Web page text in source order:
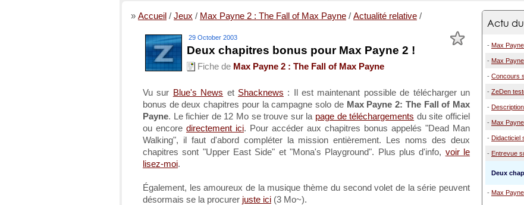
» Accueil / Jeux / Max Payne 2 : The Fall of Max Payne / Actualité relative /
29 October 2003
Deux chapitres bonus pour Max Payne 2 !
Fiche de Max Payne 2 : The Fall of Max Payne
Vu sur Blue's News et Shacknews : Il est maintenant possible de télécharger un
bonus de deux chapitres pour la campagne solo de Max Payne 2: The Fall of Max
Payne. Le fichier de 12 Mo se trouve sur la page de téléchargements du site officiel
ou encore directement ici. Pour accéder aux chapitres bonus appelés "Dead Man
Walking", il faut d'abord compléter la mission entièrement. Les noms des deux
chapitres sont "Upper East Side" et "Mona's Playground". Plus plus d'info, voir le
lisez-moi.
Également, les amoureux de la musique thème du second volet de la série peuvent
désormais se la procurer juste ici (3 Mo~).
Actu
- Max
- Max
- Concours
- ZeDen
-
- Max
- Didacticiel
- Entrevue
Deux
- Max